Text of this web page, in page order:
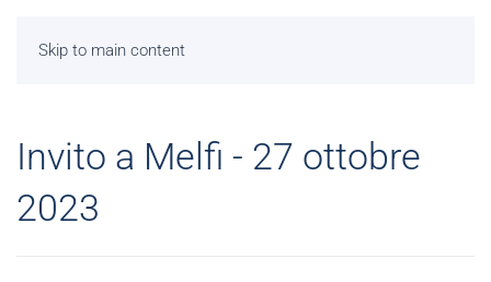
Skip to main content
Invito a Melfi - 27 ottobre
2023